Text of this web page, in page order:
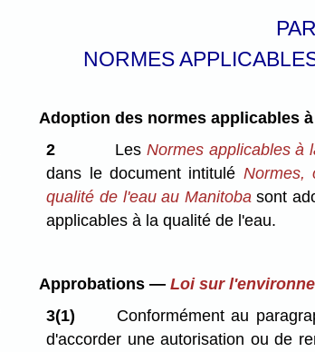
NORMES
Adoption des normes applicables
2
LesNormes applicables
dans le document intitulé Normes,
qualité de l'eau au Manitobasont
applicables à la qualité de l'eau.
Approbations — Loi sur
3(1)
Conformément au
d'accorder une autorisation ou de